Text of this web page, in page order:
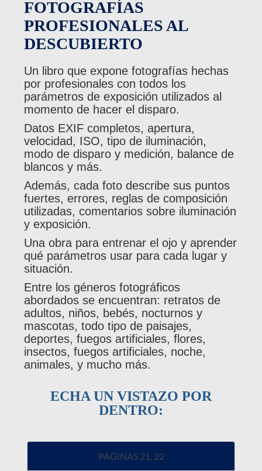
FOTOGRAFÍAS
PROFESIONALES AL
DESCUBIERTO
Un libro que expone fotografías hechas
por profesionales con todos los
parámetros de exposición utilizados al
momento de hacer el disparo.
Datos EXIF completos, apertura,
velocidad, ISO, tipo de iluminación,
modo de disparo y medición, balance de
blancos y más.
Además, cada foto describe sus puntos
fuertes, errores, reglas de composición
utilizadas, comentarios sobre iluminación
y exposición.
Una obra para entrenar el ojo y aprender
qué parámetros usar para cada lugar y
situación.
Entre los géneros fotográficos
abordados se encuentran: retratos de
adultos, niños, bebés, nocturnos y
mascotas, todo tipo de paisajes,
deportes, fuegos artificiales, flores,
insectos, fuegos artificiales, noche,
animales, y mucho más.
ECHA UN VISTAZO POR
DENTRO:
PÁGINAS 21, 22